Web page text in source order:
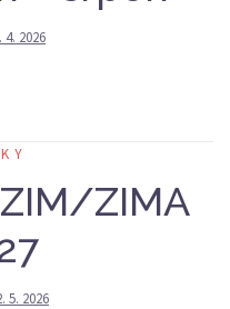
4. 2026
ZIMA
5. 2026